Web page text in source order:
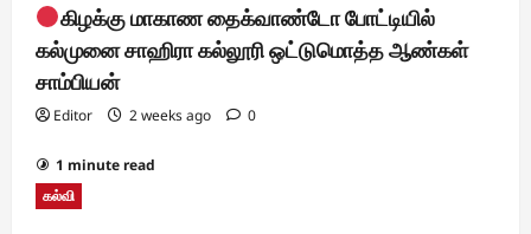
கிழக்கு மாகாண தைக்வாண்டோ போட்டியில்
கல்முனை சாஹிரா கல்லூரி ஒட்டுமொத்த ஆண்கள்
சாம்பியன்
Editor 2 weeks ago 0
1 minute read
கல்வி